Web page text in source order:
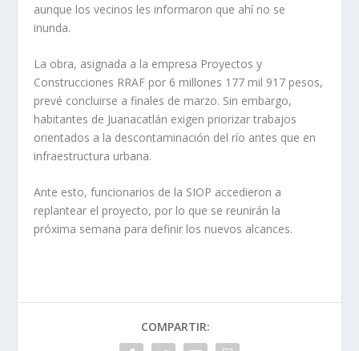
aunque los vecinos les informaron que ahí no se
inunda.
La obra, asignada a la empresa Proyectos y
Construcciones RRAF por 6 millones 177 mil 917 pesos,
prevé concluirse a finales de marzo. Sin embargo,
habitantes de Juanacatlán exigen priorizar trabajos
orientados a la descontaminación del río antes que en
infraestructura urbana.
Ante esto, funcionarios de la SIOP accedieron a
replantear el proyecto, por lo que se reunirán la
próxima semana para definir los nuevos alcances.
COMPARTIR: